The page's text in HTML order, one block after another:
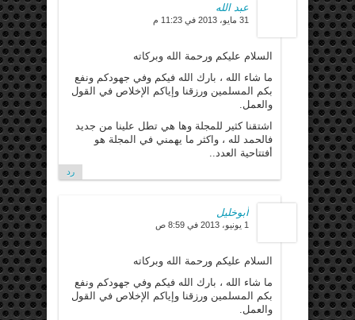
عبد الله
31 مايو، 2013 في 11:23 م
السلام عليكم ورحمة الله وبركاته
ما شاء الله ، بارك الله فيكم وفي جهودكم ونفع
بكم المسلمين ورزقنا وإياكم الإخلاص في القول
والعمل.
اشتقنا كثير للمجلة وها هي تطل علينا من جديد
فالحمد لله ، واكثر ما يهمني في المجلة هو
أفتتاحية العدد..
رد
أبوخليل
1 يونيو، 2013 في 8:59 ص
السلام عليكم ورحمة الله وبركاته
ما شاء الله ، بارك الله فيكم وفي جهودكم ونفع
بكم المسلمين ورزقنا وإياكم الإخلاص في القول
والعمل.